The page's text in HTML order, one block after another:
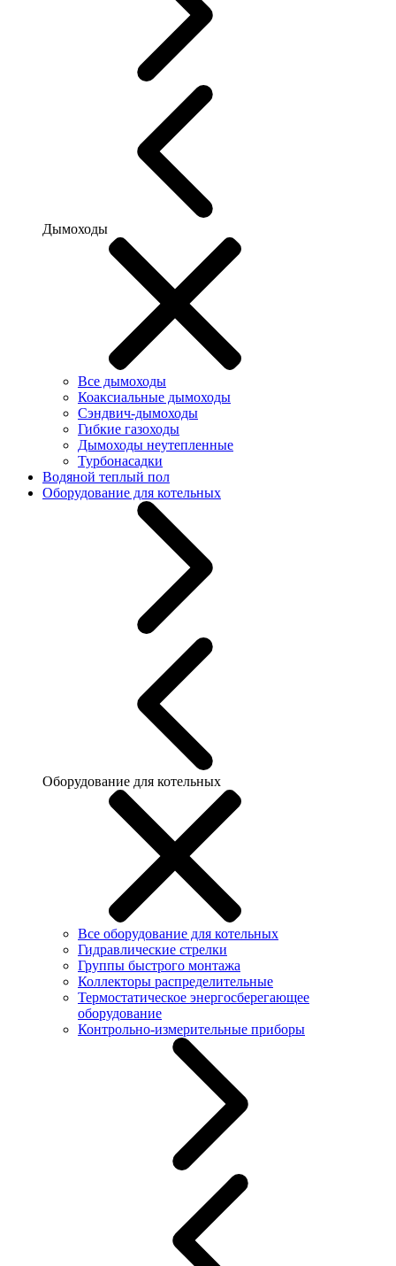
Дымоходы
Все дымоходы
Коаксиальные дымоходы
Сэндвич-дымоходы
Гибкие газоходы
Дымоходы неутепленные
Турбонасадки
Водяной теплый пол
Оборудование для котельных
Оборудование для котельных
Все оборудование для котельных
Гидравлические стрелки
Группы быстрого монтажа
Коллекторы распределительные
Термостатическое энергосберегающее
оборудование
Контрольно-измерительные приборы